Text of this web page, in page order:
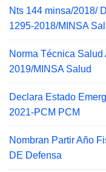
Nts 144 minsa/2018/
1295-2018/MINSA
Norma Técnica
2019/MINSA Salud
Declara Estado
2021-PCM PCM
Nombran Partir Año
DE Defensa